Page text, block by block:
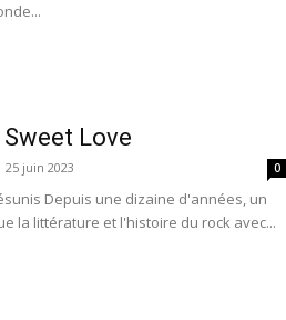
Love
25 juin 2023 0
Depuis une dizaine d'années, un
la littérature et l'histoire du rock avec...